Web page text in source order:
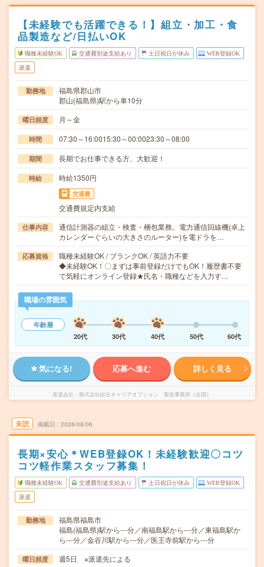
【未経験でも活躍できる！】組立・加工・食
品製造など/日払いOK
職種未経験OK 交通費別途支給あり 土日祝日が休み WEB登録OK
派遣
勤務地
福島県郡山市
郡山(福島県)駅から車10分
曜日頻度 月～金
時間 07:30～16:0015:30～00:0023:30～08:00
期間 長期でお仕事できる方、大歓迎！
時給 時給1350円
交通費
交通費規定内支給
仕事内容
通信計測器の組立・検査・梱包業務。電力通信回線機(卓上
カレンダーぐらいの大きさのルーター)を電ドラを…
応募資格
職種未経験OK / ブランクOK / 英語力不要
◆未経験OK！〇まずは事前登録だけでもOK！履歴書不要
で気軽にオンライン登録★氏名・職種などを入力す…
職場の雰囲気
年齢層
20代
30代 40代 50代 60代
気になる! 応募へ進む 詳しく見る
派遣会社 株式会社綜合キャリアオプション 製造事業部（全国）
未読 掲載日 2026/08/06
長期×安心＊WEB登録OK！未経験歓迎〇コツ
コツ軽作業スタッフ募集！
職種未経験OK 交通費別途支給あり 土日祝日が休み WEB登録OK
派遣
勤務地
福島県福島市
福島(福島県)駅から---分／南福島駅から---分／東福島駅か
ら---分／金谷川駅から---分／医王寺前駅から---分
曜日頻度 週5日 ※派遣先による